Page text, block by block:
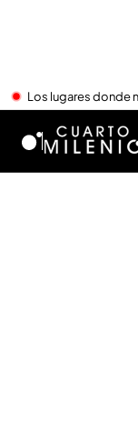
Los lugares donde